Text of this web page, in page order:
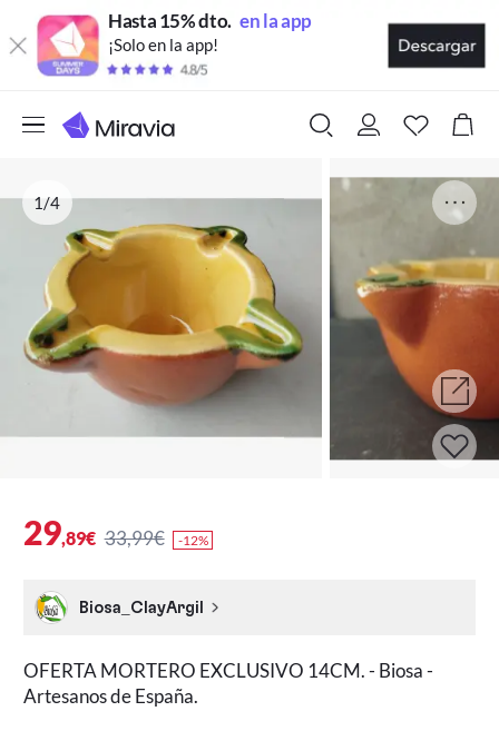
Hasta 15% dto. en la app
¡Solo en la app!
1/4
29,89€ 33,99€ -12%
Biosa_ClayArgil
OFERTA MORTERO EXCLUSIVO 14CM. - Biosa -
Artesanos de España.